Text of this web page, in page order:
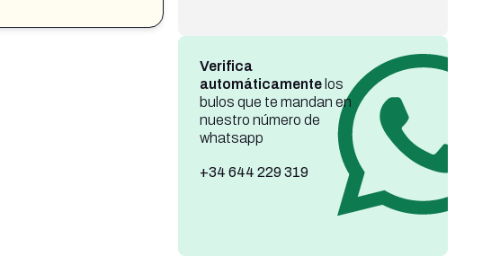
Verifica
automáticamentelos
bulos que te mandan en
nuestro número de
whatsapp
+34 644 229 319